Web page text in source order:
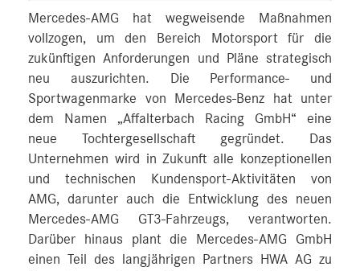
Mercedes‑AMG hat wegweisende Maßnahmen
vollzogen, um den Bereich Motorsport für die
zukünftigen Anforderungen und Pläne strategisch
neu auszurichten. Die Performance- und
Sportwagenmarke von Mercedes‑Benz hat unter
dem Namen „Affalterbach Racing GmbH“ eine
neue Tochtergesellschaft gegründet. Das
Unternehmen wird in Zukunft alle konzeptionellen
und technischen Kundensport-Aktivitäten von
AMG, darunter auch die Entwicklung des neuen
Mercedes‑AMG GT3‑Fahrzeugs, verantworten.
Darüber hinaus plant die Mercedes‑AMG GmbH
einen Teil des langjährigen Partners HWA AG zu